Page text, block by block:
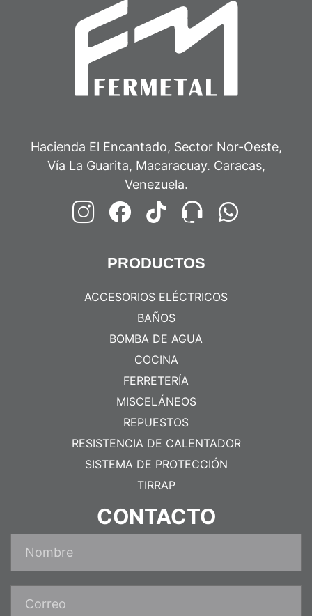
Hacienda El Encantado, Sector Nor-Oeste,
Vía La Guarita, Macaracuay. Caracas,
Venezuela.
PRODUCTOS
ACCESORIOS ELÉCTRICOS
BAÑOS
BOMBA DE AGUA
COCINA
FERRETERÍA
MISCELÁNEOS
REPUESTOS
RESISTENCIA DE CALENTADOR
SISTEMA DE PROTECCIÓN
TIRRAP
CONTACTO